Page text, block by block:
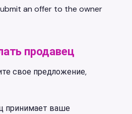
продавец
свое предложение,
принимает ваше